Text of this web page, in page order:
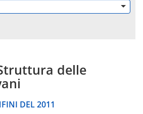
delle
DEL 2011